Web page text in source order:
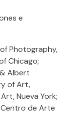
e
Photography,
Chicago;
Albert
of Art,
Nueva York;
de Arte